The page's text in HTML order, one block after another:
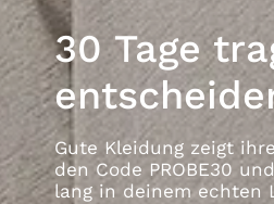
30 Tage
Gute Kleidung zeigt
den Code PROBE30
lang in deinem echten